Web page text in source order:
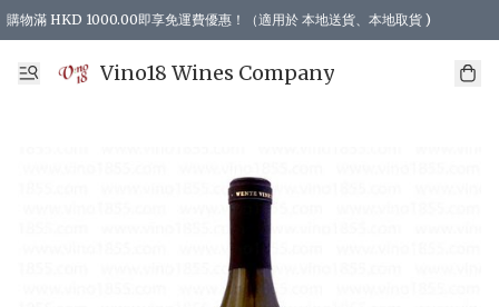
購物滿 HKD 1000.00即享免運費優惠！（適用於 本地送貨、本地取貨 )
Vino18 Wines Company